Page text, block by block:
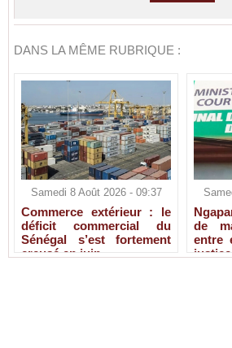
DANS LA MÊME RUBRIQUE :
Samedi 8 Août 2026 - 09:37
Commerce extérieur : le
déficit commercial du
Sénégal s’est fortement
creusé en juin
de
entre
justice